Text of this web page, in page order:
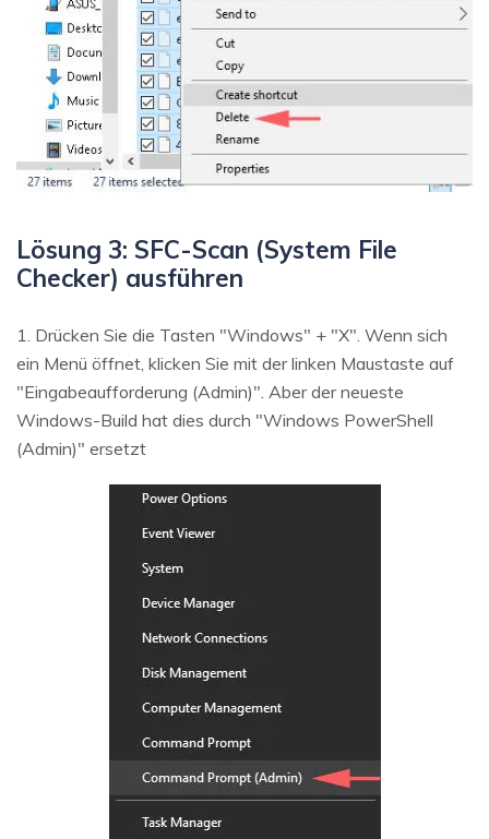
Lösung 3: SFC-Scan (System File
Checker) ausführen
1. Drücken Sie die Tasten "Windows" + "X". Wenn sich
ein Menü öffnet, klicken Sie mit der linken Maustaste auf
"Eingabeaufforderung (Admin)". Aber der neueste
Windows-Build hat dies durch "Windows PowerShell
(Admin)" ersetzt